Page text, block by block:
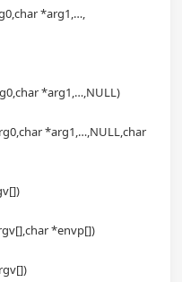
*arg1,…,
*arg1,…,NULL)
*arg1,…,NULL,char
*envp[])